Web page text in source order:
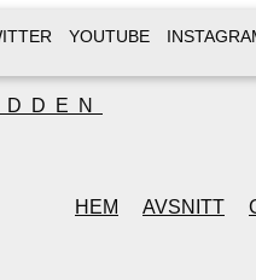
YOUTUBE
HEM AVSNITT